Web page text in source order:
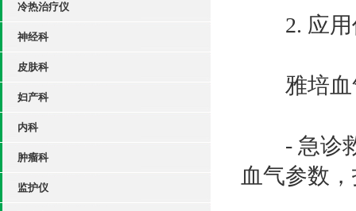
冷热治疗仪
神经科
皮肤科
妇产科
内科
肿瘤科
监护仪
2. 应用
雅培血气
- 急诊救
血气参数